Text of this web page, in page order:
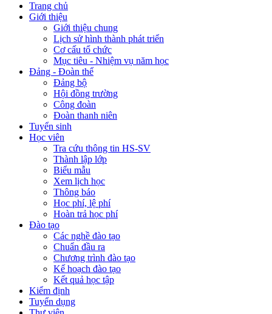
Trang chủ
Giới thiệu
Giới thiệu chung
Lịch sử hình thành phát triển
Cơ cấu tổ chức
Mục tiêu - Nhiệm vụ năm học
Đảng - Đoàn thể
Đảng bộ
Hội đồng trường
Công đoàn
Đoàn thanh niên
Tuyển sinh
Học viên
Tra cứu thông tin HS-SV
Thành lập lớp
Biểu mẫu
Xem lịch học
Thông báo
Học phí, lệ phí
Hoàn trả học phí
Đào tạo
Các nghề đào tạo
Chuẩn đầu ra
Chương trình đào tạo
Kế hoạch đào tạo
Kết quả học tập
Kiểm định
Tuyển dụng